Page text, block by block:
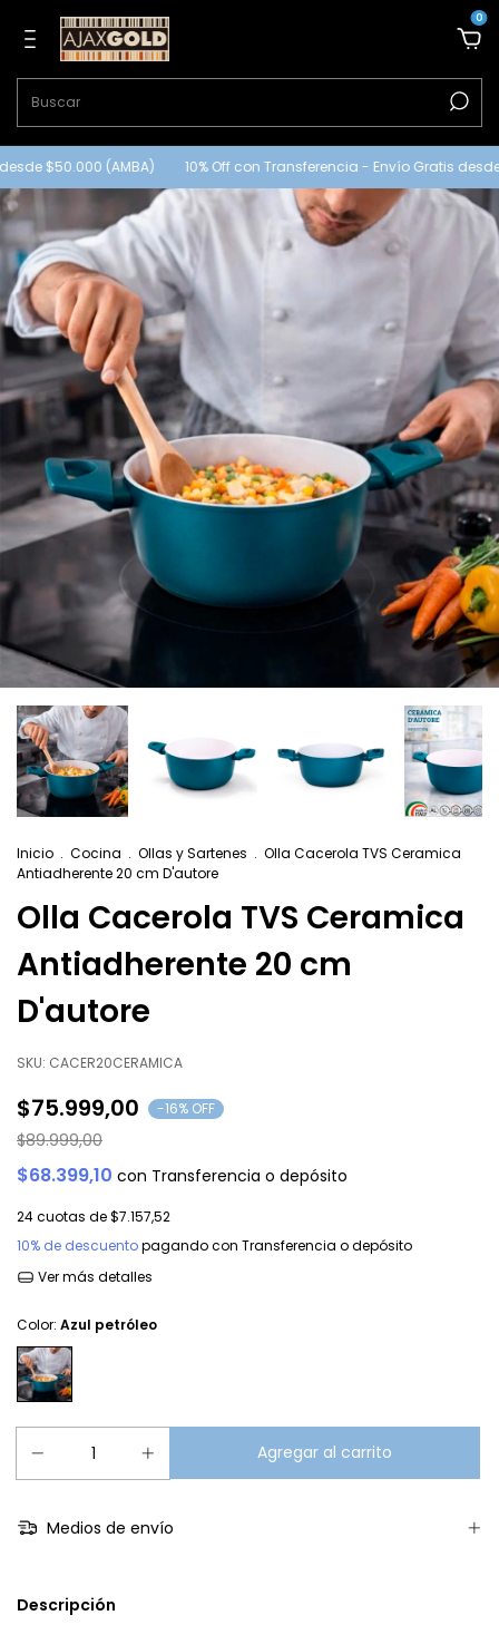
0
$50.000 (AMBA) 10% Off con Transferencia - Envío Gratis desde
Inicio . Cocina . Ollas y Sartenes . Olla Cacerola TVS Ceramica
Antiadherente 20 cm D'autore
Olla Cacerola TVS Ceramica
Antiadherente 20 cm
D'autore
SKU: CACER20CERAMICA
$75.999,00 -16% OFF
$89.999,00
$68.399,10 con Transferencia o depósito
24cuotas de$7.157,52
10% de descuentopagando con Transferencia o depósito
Ver más detalles
Color: Azul petróleo
Medios de envío
Descripción